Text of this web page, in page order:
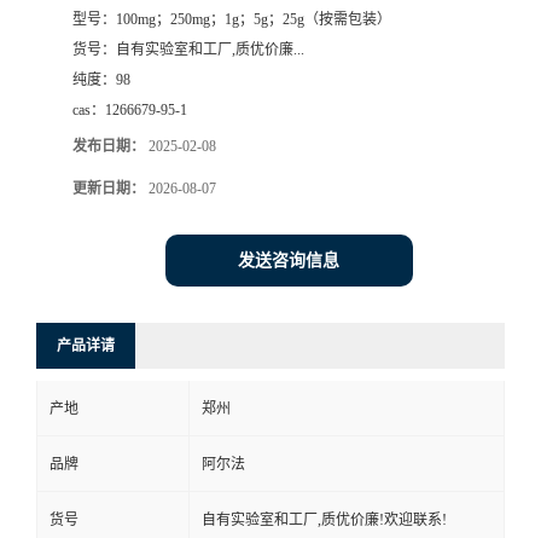
型号： 100mg；250mg；1g；5g；25g（按需包装）
货号：
自有实验室和工厂,质优价廉...
纯度： 98
cas： 1266679-95-1
发布日期： 2025-02-08
更新日期： 2026-08-07
发送咨询信息
产品详请
产地 郑州
品牌 阿尔法
货号 自有实验室和工厂,质优价廉!欢迎联系!